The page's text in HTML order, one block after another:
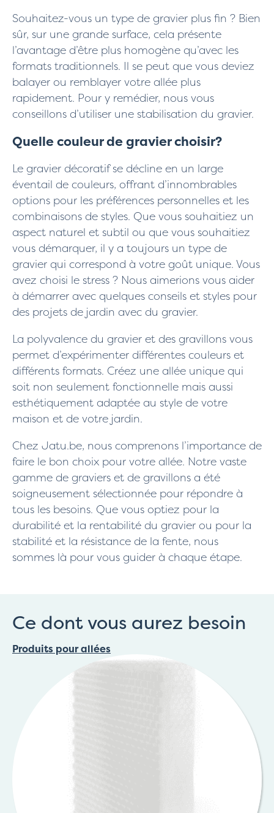
Souhaitez-vous un type de gravier plus fin ? Bien
sûr, sur une grande surface, cela présente
l’avantage d’être plus homogène qu’avec les
formats traditionnels. Il se peut que vous deviez
balayer ou remblayer votre allée plus
rapidement. Pour y remédier, nous vous
conseillons d’utiliser une stabilisation du gravier.
Quelle couleur de gravier choisir?
Le gravier décoratif se décline en un large
éventail de couleurs, offrant d’innombrables
options pour les préférences personnelles et les
combinaisons de styles. Que vous souhaitiez un
aspect naturel et subtil ou que vous souhaitiez
vous démarquer, il y a toujours un type de
gravier qui correspond à votre goût unique. Vous
avez choisi le stress ? Nous aimerions vous aider
à démarrer avec quelques conseils et styles pour
des projets de jardin avec du gravier.
La polyvalence du gravier et des gravillons vous
permet d’expérimenter différentes couleurs et
différents formats. Créez une allée unique qui
soit non seulement fonctionnelle mais aussi
esthétiquement adaptée au style de votre
maison et de votre jardin.
Chez Jatu.be, nous comprenons l’importance de
faire le bon choix pour votre allée. Notre vaste
gamme de graviers et de gravillons a été
soigneusement sélectionnée pour répondre à
tous les besoins. Que vous optiez pour la
durabilité et la rentabilité du gravier ou pour la
stabilité et la résistance de la fente, nous
sommes là pour vous guider à chaque étape.
Ce dont vous aurez besoin
Produits pour allées